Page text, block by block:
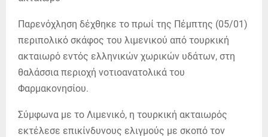
Παρενόχληση δέχθηκε το πρωί της Πέμπτης (05/01)
περιπολικό σκάφος του λιμενικού από τουρκική
ακταιωρό εντός ελληνικών χωρικών υδάτων, στη
θαλάσσια περιοχή νοτιοανατολικά του
Φαρμακονησίου.
Σύμφωνα με το Λιμενικό, η τουρκική ακταιωρός
εκτέλεσε επικίνδυνους ελιγμούς με σκοπό τον